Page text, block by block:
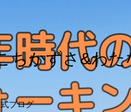
ちかずさ&わた
ブログ